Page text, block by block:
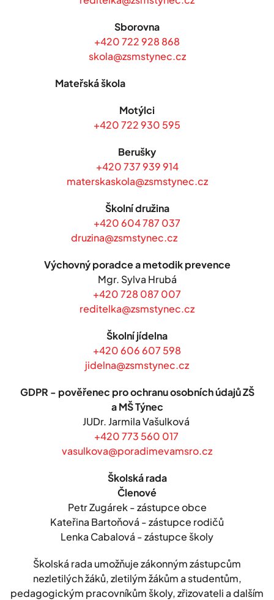
Sborovna
+420 722 928 868
skola@zsmstynec.cz
Mateřská škola
Motýlci
+420 722 930 595
Berušky
+420 737 939 914
materskaskola@zsmstynec.cz
Školní družina
+420 604 787 037
druzina@zsmstynec.cz
Výchovný poradce a metodik prevence
Mgr. Sylva Hrubá
+420 728 087 007
reditelka@zsmstynec.cz
Školní jídelna
+420 606 607 598
jidelna@zsmstynec.cz
GDPR - pověřenec pro ochranu osobních údajů ZŠ
a MŠ Týnec
JUDr. Jarmila Vašulková
+420 773 560 017
vasulkova@poradimevamsro.cz
Školská rada
Členové
Petr Zugárek - zástupce obce
Kateřina Bartoňová - zástupce rodičů
Lenka Cabalová - zástupce školy
Školská rada umožňuje zákonným zástupcům
nezletilých žáků, zletilým žákům a studentům,
pedagogickým pracovníkům školy, zřizovateli a dalším